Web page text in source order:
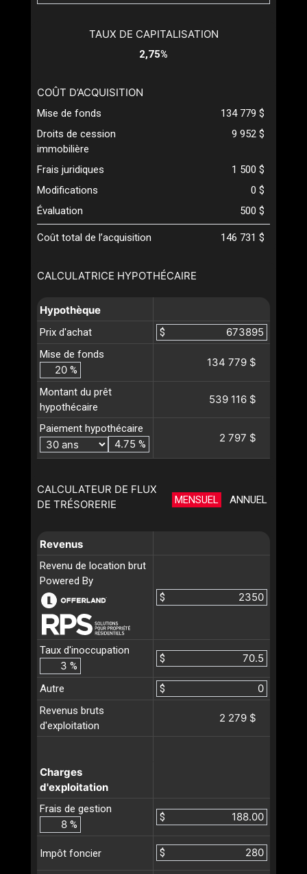
CALCULATRICE HYPOTHÉCAIRE
Hypothèque
Prix d'achat
$
Mise de fonds
%
134 779 $
Montant du prêt
hypothécaire
539 116 $
Paiement hypothécaire
%
2 797 $
CALCULATEUR DE FLUX
DE TRÉSORERIE
MENSUEL ANNUEL
Revenus
Revenu de location brut
Powered By
$
Taux d'inoccupation
%
$
Autre
$
Revenus bruts
d'exploitation
2 279 $
Charges
d'exploitation
Frais de gestion
%
$
Impôt foncier $
TAUX DE CAPITALISATION
2,75%
COÛT D’ACQUISITION
Mise de fonds
134 779 $
Droits de cession
immobilière
9 952 $
Frais juridiques
1 500 $
Modifications
0 $
Évaluation
500 $
Coût total de l’acquisition 146 731 $